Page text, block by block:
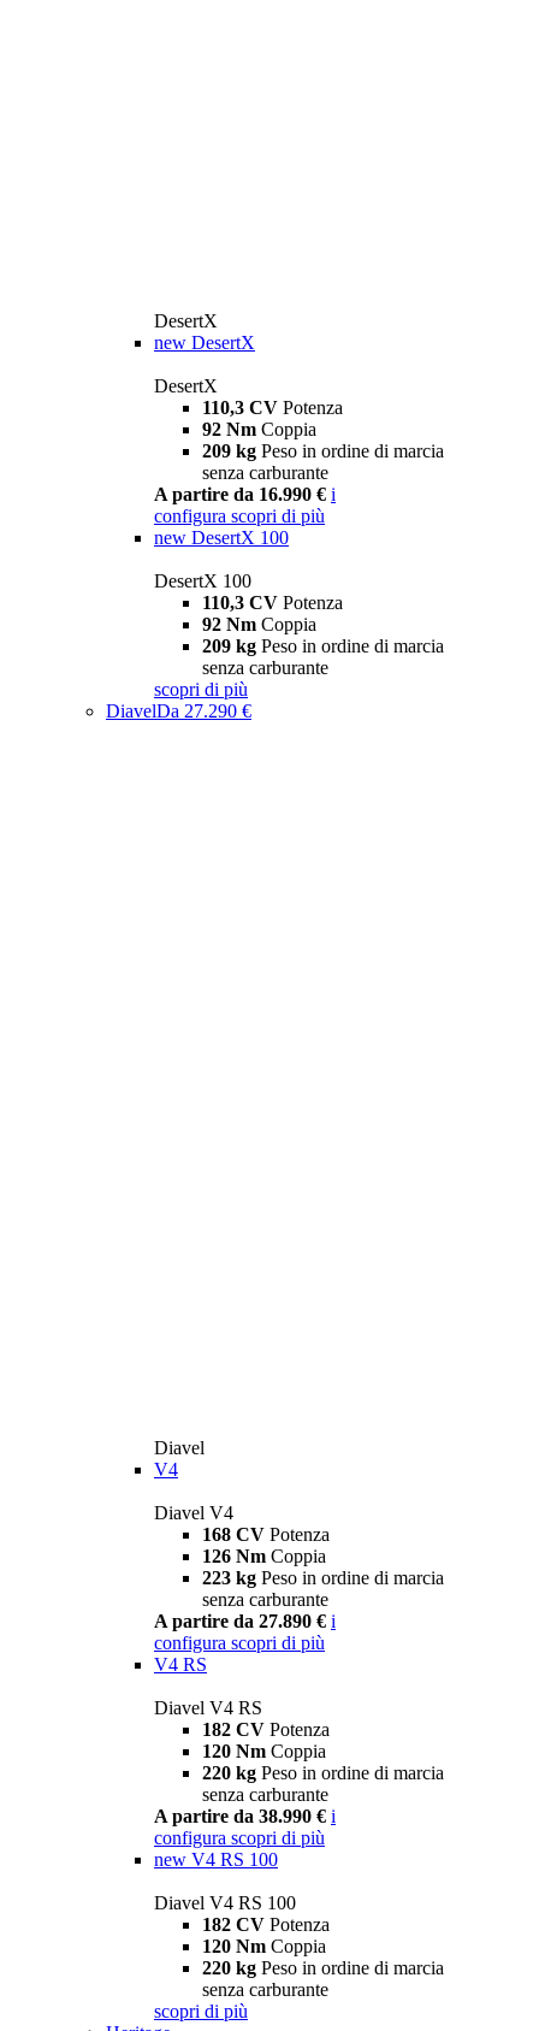
DesertX
new DesertX
DesertX
110,3 CV Potenza
92 Nm Coppia
209 kg Peso in ordine di marcia
senza carburante
A partire da 16.990 € i
configura scopri di più
new DesertX 100
DesertX 100
110,3 CV Potenza
92 Nm Coppia
209 kg Peso in ordine di marcia
senza carburante
scopri di più
DiavelDa 27.290 €
Diavel
V4
Diavel V4
168 CV Potenza
126 Nm Coppia
223 kg Peso in ordine di marcia
senza carburante
A partire da 27.890 € i
configura scopri di più
V4 RS
Diavel V4 RS
182 CV Potenza
120 Nm Coppia
220 kg Peso in ordine di marcia
senza carburante
A partire da 38.990 € i
configura scopri di più
new V4 RS 100
Diavel V4 RS 100
182 CV Potenza
120 Nm Coppia
220 kg Peso in ordine di marcia
senza carburante
scopri di più